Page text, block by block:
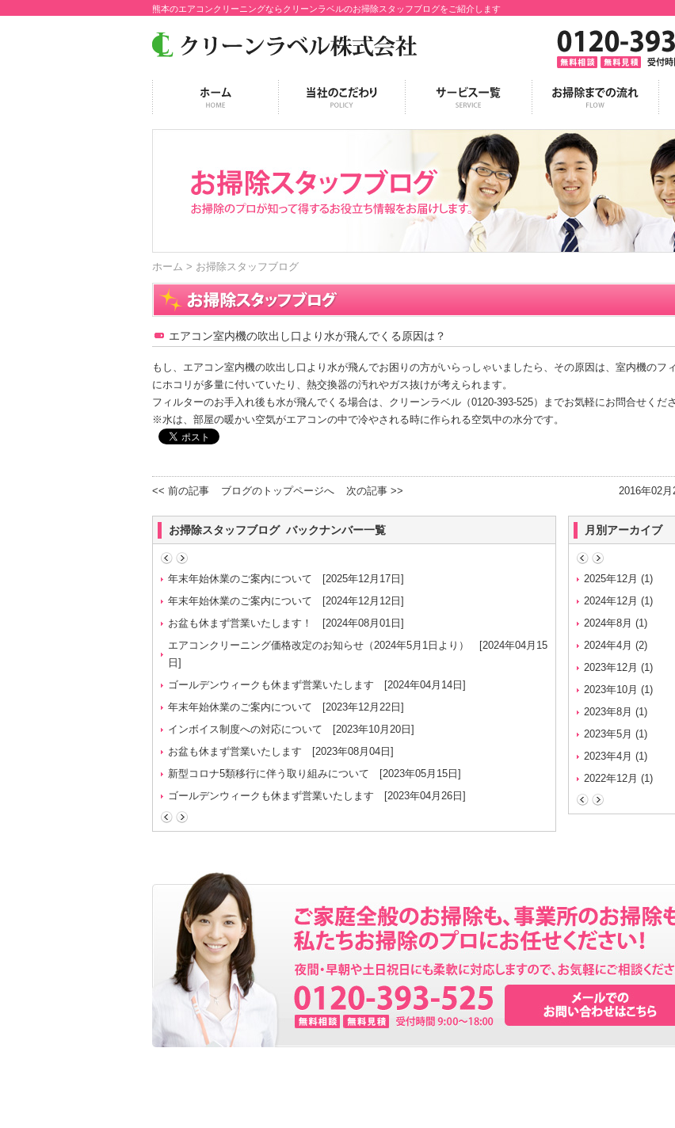
熊本のエアコンクリーニングならクリーンラベルのお掃除スタッフブログをご紹介します
ホーム > お掃除スタッフブログ
エアコン室内機の吹出し口より水が飛んでくる原因は？
もし、エアコン室内機の吹出し口より水が飛んでお困りの方がいらっしゃいましたら、その原因は、室内機のフ
にホコリが多量に付いていたり、熱交換器の汚れやガス抜けが考えられます。
フィルターのお手入れ後も水が飛んでくる場合は、クリーンラベル（0120-393-525）までお気軽にお問合せくださ
※水は、部屋の暖かい空気がエアコンの中で冷やされる時に作られる空気中の水分です。
<< 前の記事 ブログのトップページへ 次の記事 >> 2016年02
お掃除スタッフブログ バックナンバー一覧
年末年始休業のご案内について [2025年12月17日]
年末年始休業のご案内について [2024年12月12日]
お盆も休まず営業いたします！
[2024年08月01日]
エアコンクリーニング価格改定のお知らせ（2024年5月1日より）
[2024年04月15
日]
ゴールデンウィークも休まず営業いたします [2024年04月14日]
年末年始休業のご案内について [2023年12月22日]
インボイス制度への対応について [2023年10月20日]
お盆も休まず営業いたします [2023年08月04日]
新型コロナ5類移行に伴う取り組みについて [2023年05月15日]
ゴールデンウィークも休まず営業いたします [2023年04月26日]
年末年始休業のご案内に
保護中: 美容室の天井埋
[2022年10月01日]
保護中: エアコンクリー
夏期営業日のお知らせ
年末年始休業のご案内に
夏期営業日のお知らせ
年末年始休業のご案内に
止まらない咳はエアコン
冬のエアコン代節約術を
電気代節約には「弱運転
月別アーカイブ
2025年12月 (1)
2024年12月 (1)
2024年8月 (1)
2024年4月 (2)
2023年12月 (1)
2023年10月 (1)
2023年8月 (1)
2023年5月 (1)
2023年4月 (1)
2022年12月 (1)